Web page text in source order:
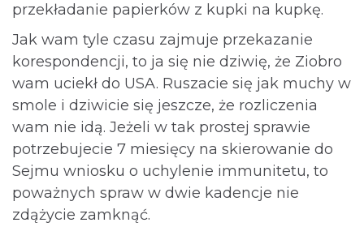
przekładanie papierków z kupki na kupkę.
Jak wam tyle czasu zajmuje przekazanie
korespondencji, to ja się nie dziwię, że Ziobro
wam uciekł do USA. Ruszacie się jak muchy w
smole i dziwicie się jeszcze, że rozliczenia
wam nie idą. Jeżeli w tak prostej sprawie
potrzebujecie 7 miesięcy na skierowanie do
Sejmu wniosku o uchylenie immunitetu, to
poważnych spraw w dwie kadencje nie
zdążycie zamknąć.